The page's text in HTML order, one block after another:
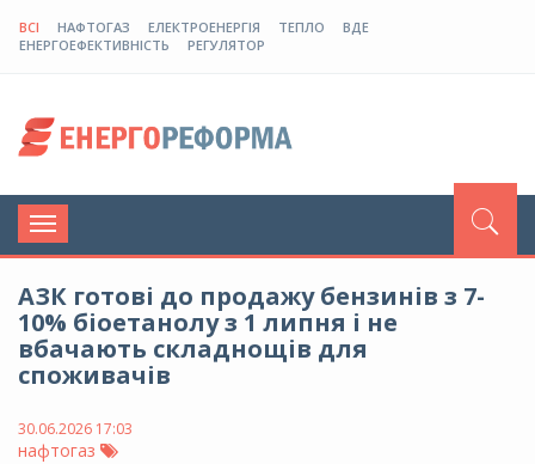
ВСІ НАФТОГАЗ ЕЛЕКТРОЕНЕРГІЯ ТЕПЛО
ВДЕ
ЕНЕРГОЕФЕКТИВНІСТЬ
РЕГУЛЯТОР
Toggle
navigation
АЗК готові до продажу бензинів з 7-
10% біоетанолу з 1 липня і не
вбачають складнощів для
споживачів
30.06.2026 17:03
нафтогаз